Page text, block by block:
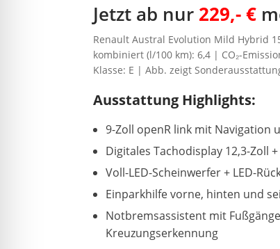
Jetzt ab nur 229,- €
Renault Austral Evolution Mild Hybrid
kombiniert (l/100 km): 6,4 | CO₂-
Klasse: E | Abb. zeigt
Ausstattung Highlights:
9-Zoll openR link mit Navigation
Digitales Tachodisplay 12,3-Zoll
Voll-LED-Scheinwerfer + LED-
Einparkhilfe vorne, hinten und
Notbremsassistent mit
Kreuzungserkennung